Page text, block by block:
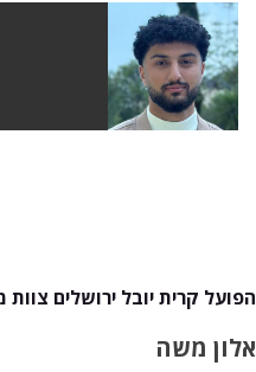
הפועל קרית יובל ירושלים צוות
אלון משה